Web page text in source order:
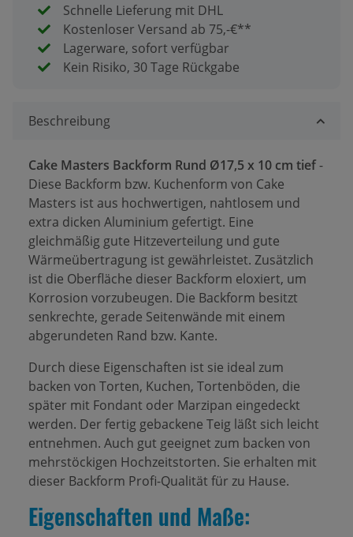
Schnelle Lieferung mit DHL
Kostenloser Versand ab 75,-€**
Lagerware, sofort verfügbar
Kein Risiko, 30 Tage Rückgabe
Beschreibung
Cake Masters Backform Rund Ø17,5 x 10 cm tief-
Diese Backform bzw. Kuchenform von Cake
Masters ist aus hochwertigen, nahtlosem und
extra dicken Aluminium gefertigt. Eine
gleichmäßig gute Hitzeverteilung und gute
Wärmeübertragung ist gewährleistet. Zusätzlich
ist die Oberfläche dieser Backform eloxiert, um
Korrosion vorzubeugen. Die Backform besitzt
senkrechte, gerade Seitenwände mit einem
abgerundeten Rand bzw. Kante.
Durch diese Eigenschaften ist sie ideal zum
backen von Torten, Kuchen, Tortenböden, die
später mit Fondant oder Marzipan eingedeckt
werden. Der fertig gebackene Teig läßt sich leicht
entnehmen. Auch gut geeignet zum backen von
mehrstöckigen Hochzeitstorten. Sie erhalten mit
dieser Backform Profi-Qualität für zu Hause.
Eigenschaften und Maße: